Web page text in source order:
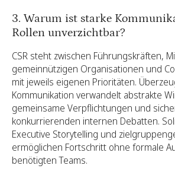
3. Warum ist starke
Rollen unverzichtbar?
CSR steht zwischen Führungskräften,
gemeinnützigen Organisationen und
mit jeweils eigenen Prioritäten.
Kommunikation verwandelt abstrakte
gemeinsame Verpflichtungen und
konkurrierenden internen Debatten.
Executive Storytelling und
ermöglichen Fortschritt ohne formale
benötigten Teams.